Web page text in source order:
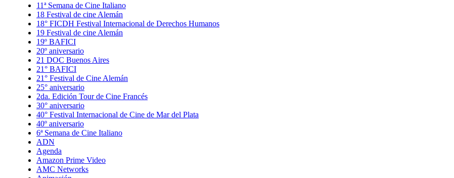
11ª Semana de Cine Italiano
18 Festival de cine Alemán
18° FICDH Festival Internacional de Derechos Humanos
19 Festival de cine Alemán
19º BAFICI
20º aniversario
21 DOC Buenos Aires
21° BAFICI
21° Festival de Cine Alemán
25° aniversario
2da. Edición Tour de Cine Francés
30° aniversario
40° Festival Internacional de Cine de Mar del Plata
40º aniversario
6ª Semana de Cine Italiano
ADN
Agenda
Amazon Prime Video
AMC Networks